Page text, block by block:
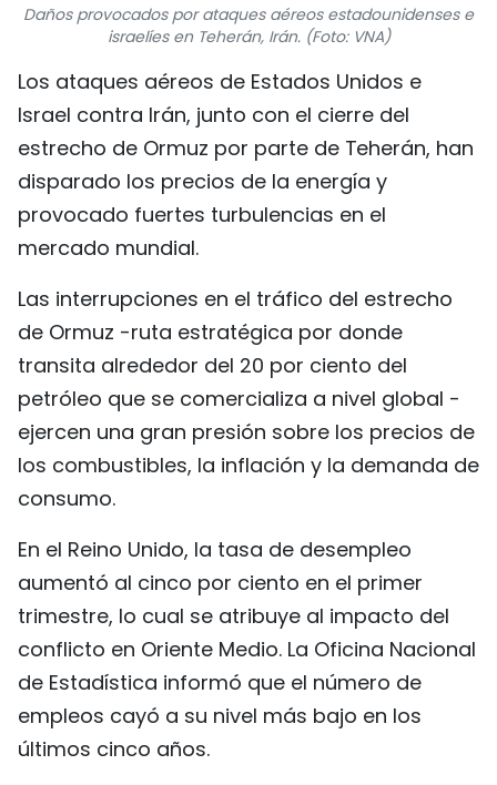
TIẾNG VIỆT
ENGLISH
中文
FRANÇAIS
РУССКИЙ
Daños provocados por ataques aéreos estadounidenses e
israelíes en Teherán, Irán. (Foto: VNA)
Los ataques aéreos de Estados Unidos e
Israel contra Irán, junto con el cierre del
estrecho de Ormuz por parte de Teherán, han
disparado los precios de la energía y
provocado fuertes turbulencias en el
mercado mundial.
Las interrupciones en el tráfico del estrecho
de Ormuz -ruta estratégica por donde
transita alrededor del 20 por ciento del
petróleo que se comercializa a nivel global -
ejercen una gran presión sobre los precios de
los combustibles, la inflación y la demanda de
consumo.
En el Reino Unido, la tasa de desempleo
aumentó al cinco por ciento en el primer
trimestre, lo cual se atribuye al impacto del
conflicto en Oriente Medio. La Oficina Nacional
de Estadística informó que el número de
empleos cayó a su nivel más bajo en los
últimos cinco años.